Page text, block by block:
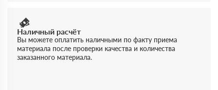
Наличный расчёт
Вы можете оплатить наличными по факту приема
материала после проверки качества и количества
заказанного материала.